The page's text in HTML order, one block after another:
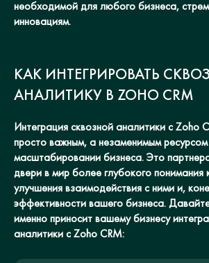
необходимой для любого бизнеса,
инновациям.
КАК ИНТЕГРИРОВАТЬ
АНАЛИТИКУ В ZOHO CRM
Интеграция сквозной аналитики с Zoho
просто важным, а незаменимым
масштабировании бизнеса. Это
двери в мир более глубокого понимания
улучшения взаимодействия с ними и,
эффективности вашего бизнеса.
именно приносит вашему бизнесу
аналитики с Zoho CRM: